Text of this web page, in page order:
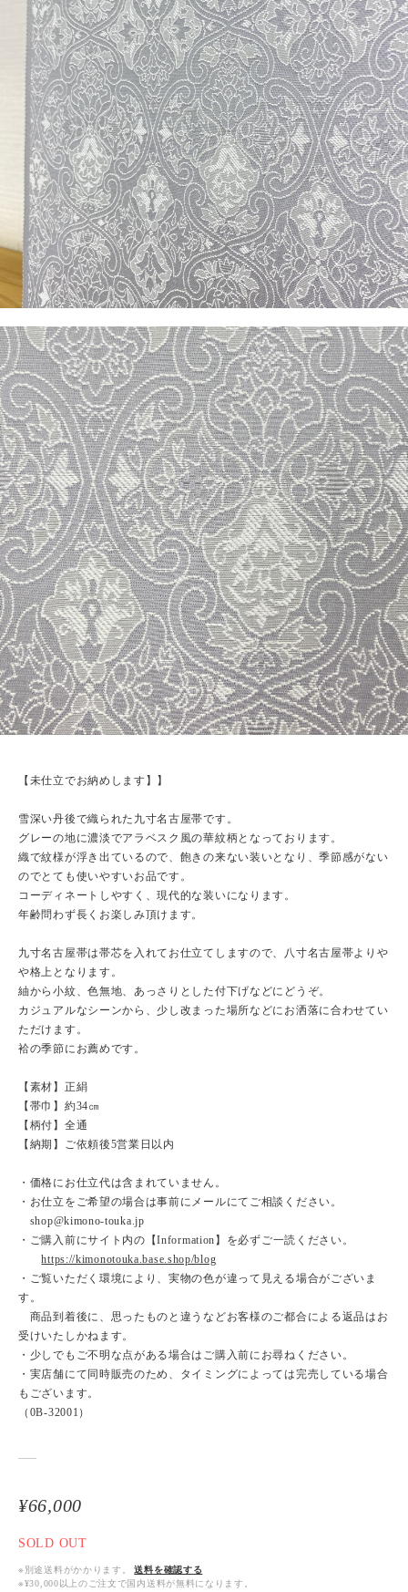
【未仕立でお納めします】】
雪深い丹後で織られた九寸名古屋帯です。
グレーの地に濃淡でアラベスク風の華紋柄となっております。
織で紋様が浮き出ているので、飽きの来ない装いとなり、季節感がない
のでとても使いやすいお品です。
コーディネートしやすく、現代的な装いになります。
年齢問わず長くお楽しみ頂けます。
九寸名古屋帯は帯芯を入れてお仕立てしますので、八寸名古屋帯よりや
や格上となります。
紬から小紋、色無地、あっさりとした付下げなどにどうぞ。
カジュアルなシーンから、少し改まった場所などにお洒落に合わせてい
ただけます。
袷の季節にお薦めです。
【素材】正絹
【帯巾】約34㎝
【柄付】全通
【納期】ご依頼後5営業日以内
・価格にお仕立代は含まれていません。
・お仕立をご希望の場合は事前にメールにてご相談ください。
shop@kimono-touka.jp
・ご購入前にサイト内の【Information】を必ずご一読ください。
https://kimonotouka.base.shop/blog
・ご覧いただく環境により、実物の色が違って見える場合がございま
す。
商品到着後に、思ったものと違うなどお客様のご都合による返品はお
受けいたしかねます。
・少しでもご不明な点がある場合はご購入前にお尋ねください。
・実店舗にて同時販売のため、タイミングによっては完売している場合
もございます。
（0B-32001）
¥66,000
SOLD OUT
※別途送料がかかります。
送料を確認する
※¥30,000以上のご注文で国内送料が無料になります。